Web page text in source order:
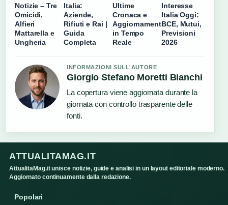
Notizie – Tre
Omicidi,
Alfieri
Mattarella e
Ungheria
Italia:
Aziende,
Rifiuti e Rai |
Guida
Completa
Ultime
Cronaca e
Aggiornamenti
in Tempo
Reale
Interesse
Italia Oggi:
BCE, Mutui,
Previsioni
2026
INFORMAZIONI SULL'AUTORE
Giorgio Stefano Moretti Bianchi
La copertura viene aggiornata durante la
giornata con controllo trasparente delle
fonti.
ATTUALITAMAG.IT
AttualitaMag.it unisce notizie, guide e analisi in un layout editoriale moderno.
Aggiornato continuamente dalla redazione.
Popolari